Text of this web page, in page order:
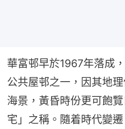
華富邨早於1967年落成
公共屋邨之一，因其地
海景，黃昏時份更可飽
宅」之稱。隨着時代變